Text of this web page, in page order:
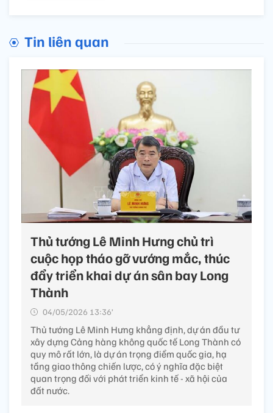
Tin liên quan
Thủ tướng Lê Minh Hưng chủ trì
cuộc họp tháo gỡ vướng mắc, thúc
đẩy triển khai dự án sân bay Long
Thành
04/05/2026 13:36’
Thủ tướng Lê Minh Hưng khẳng định, dự án đầu tư
xây dựng Cảng hàng không quốc tế Long Thành có
quy mô rất lớn, là dự án trọng điểm quốc gia, hạ
tầng giao thông chiến lược, có ý nghĩa đặc biệt
quan trọng đối với phát triển kinh tế - xã hội của
đất nước.